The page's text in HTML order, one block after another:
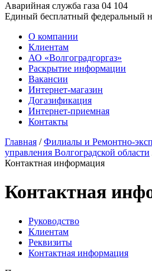
Аварийная служба газа 04 104
Единый бесплатный федеральный
О компании
Клиентам
АО «Волгоградгоргаз»
Раскрытие информации
Вакансии
Интернет-магазин
Догазификация
Интернет-приемная
Контакты
Главная /Филиалы и Ремонтно-
управления Волгоградской области
Контактная информация
Контактная
Руководство
Клиентам
Реквизиты
Контактная информация